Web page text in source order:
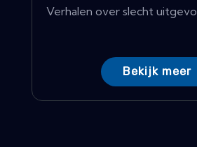
Verhalen over slecht
Bekijk meer